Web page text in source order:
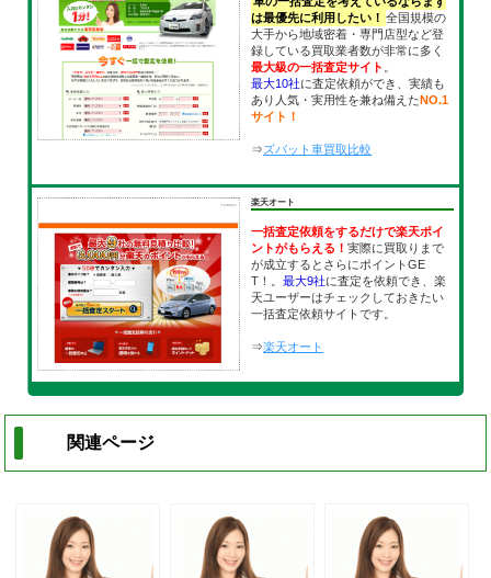
は最優先に利用したい！ 全国規模の
大手から地域密着・専門店型など登
録している買取業者数が非常に多く
最大級の一括査定サイト
最大10社に査定依頼ができ、実績も
あり人気・実用性を兼ね備えたNO.1
サイト！
⇒ズバット車買取比較
楽天オート
一括査定依頼をするだけで楽天ポイ
ントがもらえる！実際に買取りまで
が成立するとさらにポイントGE
T！。最大9社に査定を依頼でき、楽
天ユーザーはチェックしておきたい
一括査定依頼サイトです。
⇒楽天オート
関連ページ